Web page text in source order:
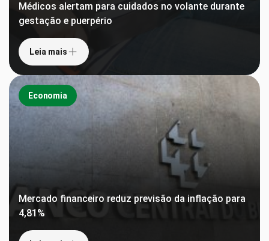
Médicos alertam para cuidados no volante durante
gestação e puerpério
Leia mais
Economia
Mercado financeiro reduz previsão da inflação para
4,81%